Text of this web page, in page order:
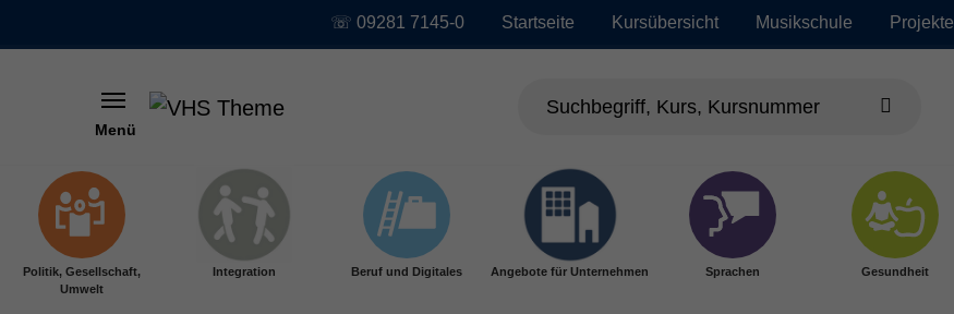
Skip to main content
☏ 09281 7145-0 Startseite Kursübersicht Musikschule Projekte
Menü
Politik, Gesellschaft,
Umwelt
Integration Beruf und Digitales Angebote für Unternehmen Sprachen Gesundheit